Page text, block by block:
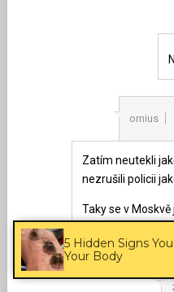
ornius
Zatím neutekli
nezrušili policii
Taky se v
5 Hidden Signs
Your Body